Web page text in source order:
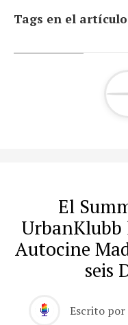
Tags en el
El
UrbanKlubb
Autocine
seis
Escrito por